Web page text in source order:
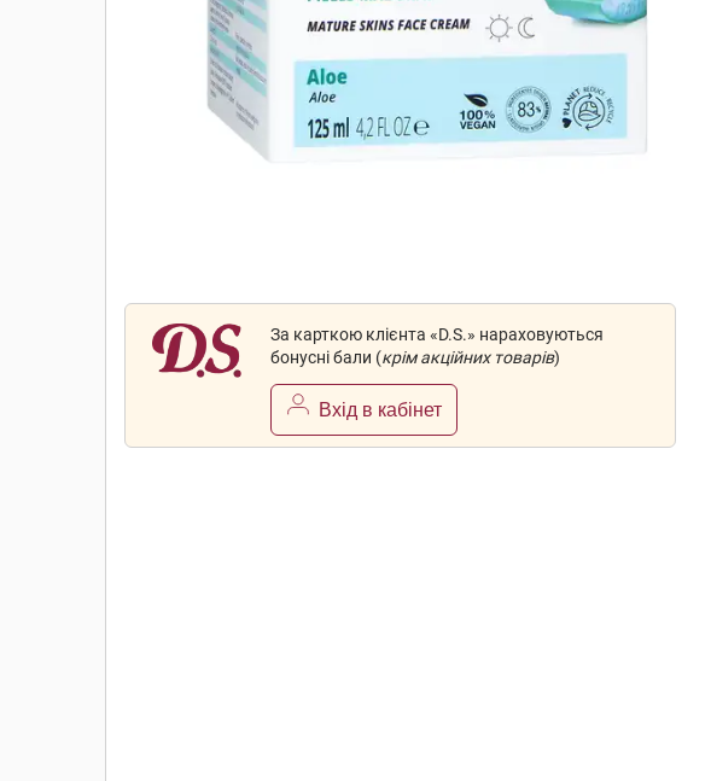
За карткою клієнта «D.S.» нараховуються
бонусні бали (крім акційних товарів)
Вхід в кабінет